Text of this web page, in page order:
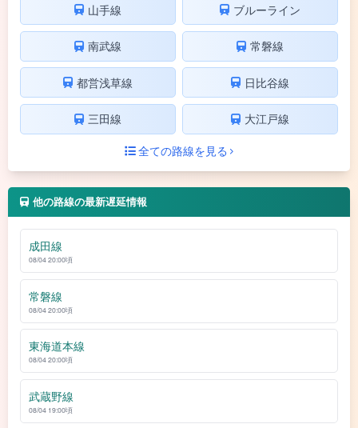
山手線 ブルーライン
南武線 常磐線
都営浅草線 日比谷線
三田線
大江戸線
全ての路線を見る
他の路線の最新遅延情報
成田線
08/04 20:00頃
常磐線
08/04 20:00頃
東海道本線
08/04 20:00頃
武蔵野線
08/04 19:00頃